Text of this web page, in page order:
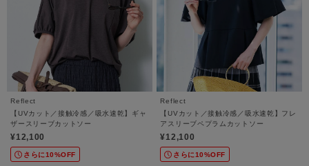
Reflect
【UVカット／接触冷感／吸水速乾】ギャ
ザースリーブカットソー
¥12,100
さらに10%OFF
Reflect
【UVカット／接触冷感／吸水速乾】フレ
アスリーブペプラムカットソー
¥12,100
さらに10%OFF